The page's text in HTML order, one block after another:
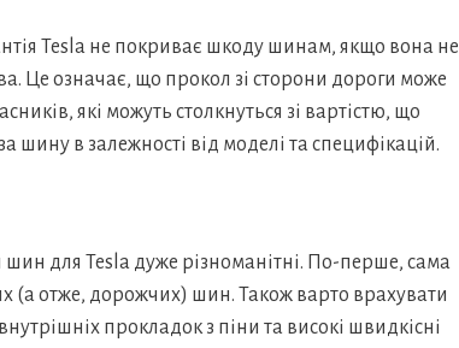
Tesla не покриває шкоду шинам, якщо вона не
Це означає, що прокол зі сторони дороги може
які можуть столкнуться зі вартістю, що
шину в залежності від моделі та специфікацій.
шин для Tesla дуже різноманітні. По-перше, сама
(а отже, дорожчих) шин. Також варто врахувати
прокладок з піни та високі швидкісні